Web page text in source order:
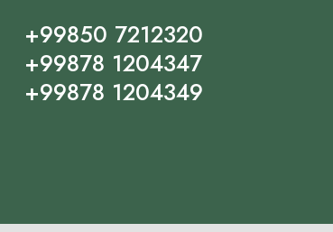
+99850 7212320
+99878 1204347
+99878 1204349